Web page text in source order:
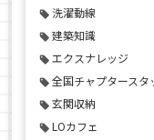
洗濯動線
建築知識
エクスナレッジ
全国チャプタース
玄関収納
LOカフェ